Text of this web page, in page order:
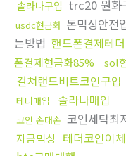
솔라나구입 trc20 원화
usdc현금화 돈믹싱안전
는방법 핸드폰결제테
폰결제현금화85%
sol
컬쳐랜드비트코인구입
테더매입 솔라나매입
코인 손대손 코인세탁최
자금믹싱
테더코인이